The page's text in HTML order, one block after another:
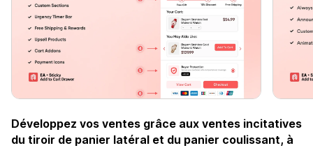
Développez vos ventes grâce aux ventes incitatives
du tiroir de panier latéral et du panier coulissant, à